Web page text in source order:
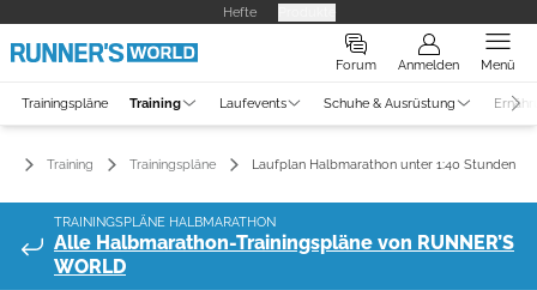
Hefte
Forum Anmelden Menü
Trainingspläne Training Laufevents Schuhe & Ausrüstung
Training Trainingspläne Laufplan Halbmarathon unter 1:40 Stunden
TRAININGSPLÄNE HALBMARATHON
Alle Halbmarathon-Trainingspläne von RUNNER’S
WORLD